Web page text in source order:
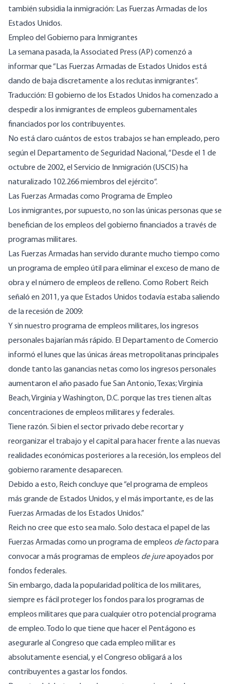
también subsidia la inmigración: Las Fuerzas Armadas de los
Estados Unidos.
Empleo del Gobierno para Inmigrantes
La semana pasada, la Associated Press (AP) comenzó a
informar que “ Las Fuerzas Armadas de Estados Unidos está
dando de baja discretamente a los reclutas inmigrantes“.
Traducción: El gobierno de los Estados Unidos ha comenzado a
despedir a los inmigrantes de empleos gubernamentales
financiados por los contribuyentes.
No está claro cuántos de estos trabajos se han empleado, pero
según el Departamento de Seguridad Nacional, “Desde el 1 de
octubre de 2002, el Servicio de Inmigración (USCIS) ha
naturalizado 102.266 miembros del ejército“.
Las Fuerzas Armadas como Programa de Empleo
Los inmigrantes, por supuesto, no son las únicas personas que se
benefician de los empleos del gobierno financiados a través de
programas militares.
Las Fuerzas Armadas han servido durante mucho tiempo como
un programa de empleo útil para eliminar el exceso de mano de
obra y el número de empleos de relleno. Como Robert Reich
señaló en 2011 , ya que Estados Unidos todavía estaba saliendo
de la recesión de 2009:
Y sin nuestro programa de empleos militares, los ingresos
personales bajarían más rápido. El Departamento de Comercio
informó el lunes que las únicas áreas metropolitanas principales
donde tanto las ganancias netas como los ingresos personales
aumentaron el año pasado fue San Antonio, Texas; Virginia
Beach, Virginia y Washington, D.C. porque las tres tienen altas
concentraciones de empleos militares y federales.
Tiene razón. Si bien el sector privado debe recortar y
reorganizar el trabajo y el capital para hacer frente a las nuevas
realidades económicas posteriores a la recesión, los empleos del
gobierno raramente desaparecen.
Debido a esto, Reich concluye que “el programa de empleos
más grande de Estados Unidos, y el más importante, es de las
Fuerzas Armadas de los Estados Unidos.”
Reich no cree que esto sea malo. Solo destaca el papel de las
Fuerzas Armadas como un programa de empleos defactopara
convocar a más programas de empleos dejureapoyados por
fondos federales.
Sin embargo, dada la popularidad política de los militares,
siempre es fácil proteger los fondos para los programas de
empleos militares que para cualquier otro potencial programa
de empleo. Todo lo que tiene que hacer el Pentágono es
asegurarle al Congreso que cada empleo militar es
absolutamente esencial, y el Congreso obligará a los
contribuyentes a gastar los fondos.